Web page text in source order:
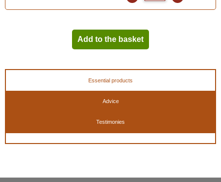
Add to the basket
Essential products
Advice
Testimonies